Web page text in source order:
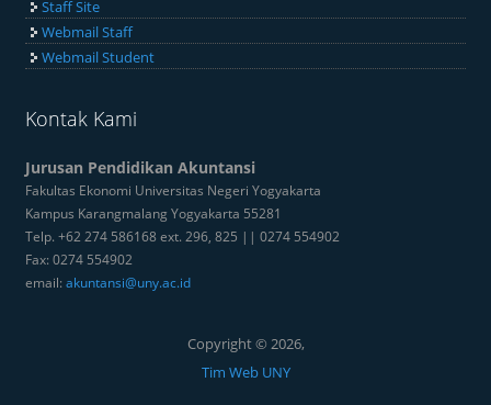
Staff Site
Webmail Staff
Webmail Student
Kontak Kami
Jurusan Pendidikan Akuntansi
Fakultas Ekonomi Universitas Negeri Yogyakarta
Kampus Karangmalang Yogyakarta 55281
Telp. +62 274 586168 ext. 296, 825 || 0274 554902
Fax: 0274 554902
email:akuntansi@uny.ac.id
Copyright © 2026,
Tim Web UNY